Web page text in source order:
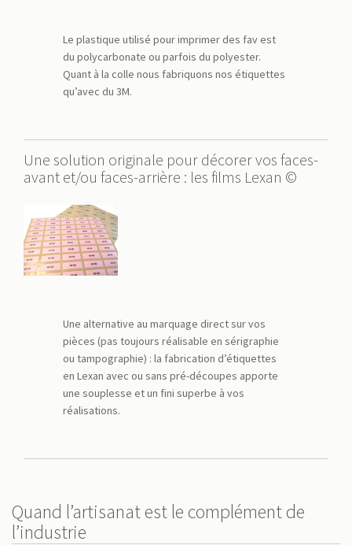
Le plastique utilisé pour imprimer des fav est
du polycarbonate ou parfois du polyester.
Quant à la colle nous fabriquons nos étiquettes
qu’avec du 3M.
Une solution originale pour décorer vos faces-
avant et/ou faces-arrière : les films Lexan ©
Une alternative au marquage direct sur vos
pièces (pas toujours réalisable en sérigraphie
ou tampographie) : la fabrication d’étiquettes
en Lexan avec ou sans pré-découpes apporte
une souplesse et un fini superbe à vos
réalisations.
Quand l’artisanat est le complément de
l’industrie